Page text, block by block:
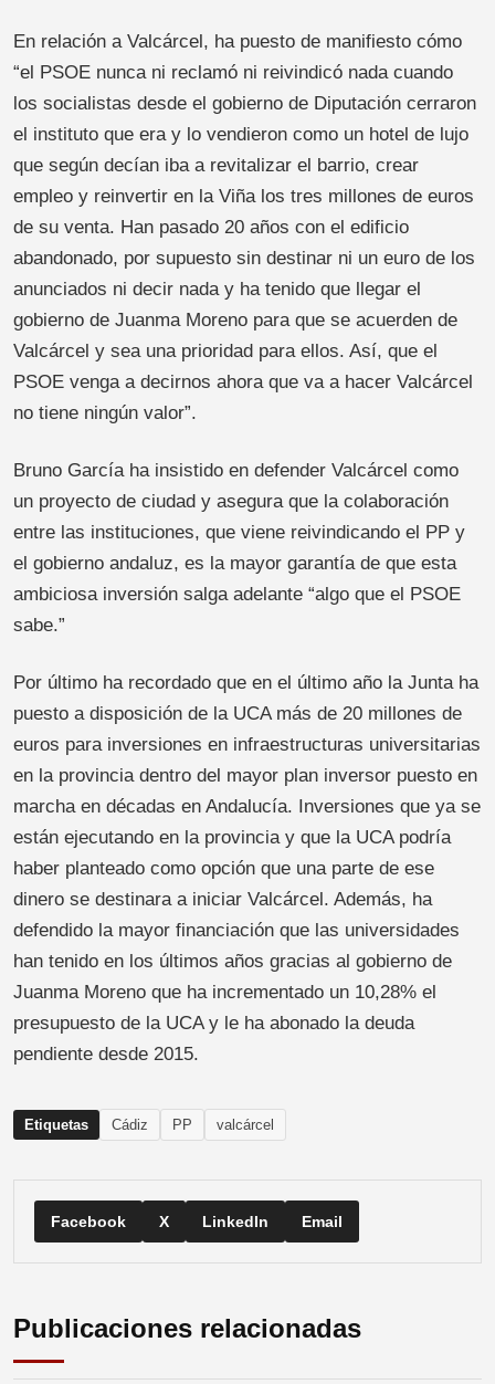
En relación a Valcárcel, ha puesto de manifiesto cómo
“el PSOE nunca ni reclamó ni reivindicó nada cuando
los socialistas desde el gobierno de Diputación cerraron
el instituto que era y lo vendieron como un hotel de lujo
que según decían iba a revitalizar el barrio, crear
empleo y reinvertir en la Viña los tres millones de euros
de su venta. Han pasado 20 años con el edificio
abandonado, por supuesto sin destinar ni un euro de los
anunciados ni decir nada y ha tenido que llegar el
gobierno de Juanma Moreno para que se acuerden de
Valcárcel y sea una prioridad para ellos. Así, que el
PSOE venga a decirnos ahora que va a hacer Valcárcel
no tiene ningún valor”.
Bruno García ha insistido en defender Valcárcel como
un proyecto de ciudad y asegura que la colaboración
entre las instituciones, que viene reivindicando el PP y
el gobierno andaluz, es la mayor garantía de que esta
ambiciosa inversión salga adelante “algo que el PSOE
sabe.”
Por último ha recordado que en el último año la Junta ha
puesto a disposición de la UCA más de 20 millones de
euros para inversiones en infraestructuras universitarias
en la provincia dentro del mayor plan inversor puesto en
marcha en décadas en Andalucía. Inversiones que ya se
están ejecutando en la provincia y que la UCA podría
haber planteado como opción que una parte de ese
dinero se destinara a iniciar Valcárcel. Además, ha
defendido la mayor financiación que las universidades
han tenido en los últimos años gracias al gobierno de
Juanma Moreno que ha incrementado un 10,28% el
presupuesto de la UCA y le ha abonado la deuda
pendiente desde 2015.
Etiquetas Cádiz PP valcárcel
Facebook X LinkedIn Email
Publicaciones relacionadas